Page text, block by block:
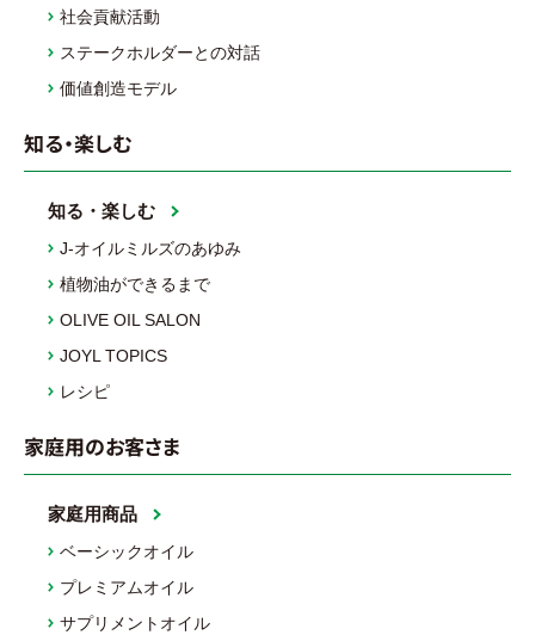
社会貢献活動
ステークホルダーとの対話
価値創造モデル
知る・楽しむ
知る・楽しむ
J-オイルミルズのあゆみ
植物油ができるまで
OLIVE OIL SALON
JOYL TOPICS
レシピ
家庭用のお客さま
家庭用商品
ベーシックオイル
プレミアムオイル
サプリメントオイル